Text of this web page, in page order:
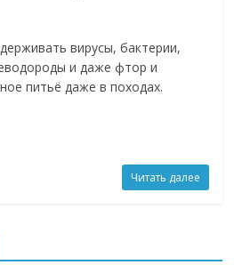
вирусы, бактерии,
и даже фтор и
питьё даже в походах.
Читать далее